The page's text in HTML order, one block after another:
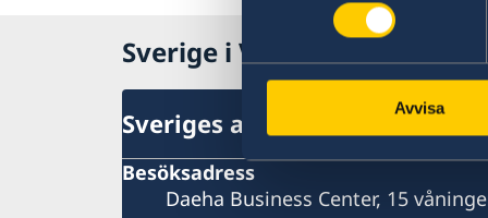
Avvisa
Sverige i Vietnam, Hanoi
Sveriges ambassad
Besöksadress
Daeha Business Center, 15